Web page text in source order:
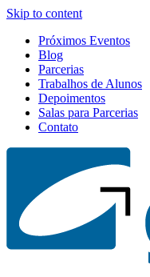
Skip to content
Próximos Eventos
Blog
Parcerias
Trabalhos de Alunos
Depoimentos
Salas para Parcerias
Contato